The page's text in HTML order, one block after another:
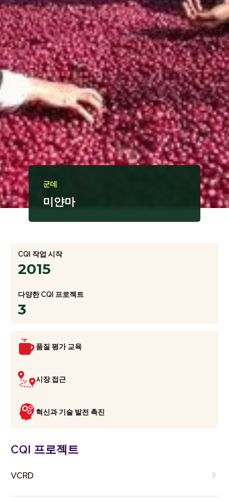
군데
미얀마
CQI 작업 시작
2015
다양한 CQI 프로젝트
3
품질 평가 교육
시장 접근
혁신과 기술 발전 촉진
CQI 프로젝트
VCRD